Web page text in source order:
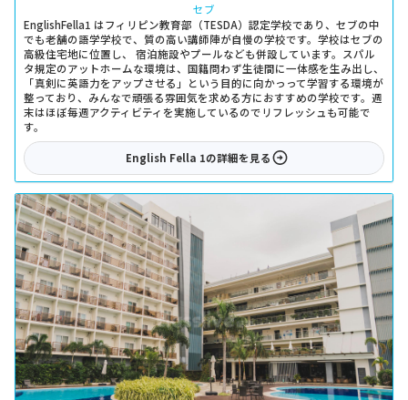
セブ
EnglishFella1 はフィリピン教育部（TESDA）認定学校であり、セブの中
でも老舗の語学学校で、質の高い講師陣が自慢の学校です。学校はセブの
高級住宅地に位置し、 宿泊施設やプールなども併設しています。スパル
タ規定のアットホームな環境は、国籍問わず生徒間に一体感を生み出し、
「真剣に英語力をアップさせる」という目的に向かっって学習する環境が
整っており、みんなで頑張る雰囲気を求める方におすすめの学校です。週
末はほぼ毎週アクティビティを実施しているのでリフレッシュも可能で
す。
English Fella 1の詳細を見る